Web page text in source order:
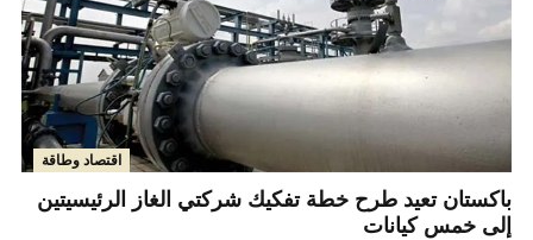
اقتصاد وطاقة
باكستان تعيد طرح خطة تفكيك شركتي الغاز الرئيسيتين
إلى خمس كيانات